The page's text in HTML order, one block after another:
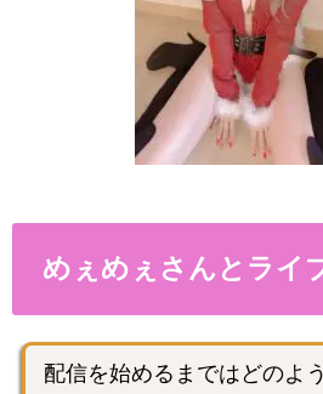
めぇめぇさんとライ
配信を始めるまではどのよ